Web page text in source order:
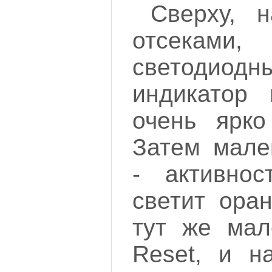
Сверху,
индикатор
очень
Затем
-
светит
тут же
Reset, и